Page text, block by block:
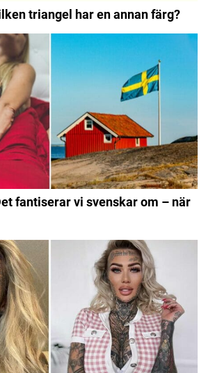
triangel har en annan färg?
fantiserar vi svenskar om – när